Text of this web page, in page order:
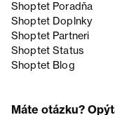
Shoptet Poradňa
Shoptet Doplnky
Shoptet Partneri
Shoptet Status
Shoptet Blog
Máte otázku?